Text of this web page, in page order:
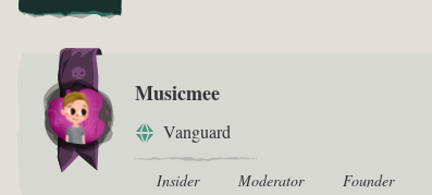
Musicmee
Vanguard
Insider Moderator Founder